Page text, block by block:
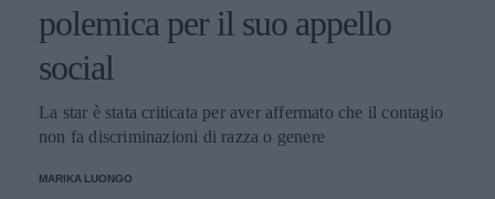
polemica per il suo appello
social
La star è stata criticata per aver affermato che il contagio
non fa discriminazioni di razza o genere
MARIKA LUONGO